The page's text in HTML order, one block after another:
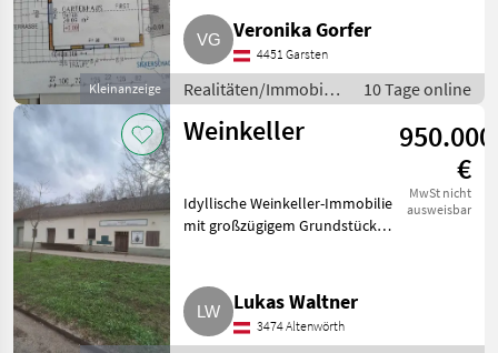
Kleinanzeige
als Gartenhaus zu mieten,
Strom und Wasser vorhanden.
Realitäten/Immobilien Sonstig
Veronika Gorfer
4451 Garsten
Realitäten/Immobilien
/ Sonstige
Immobilien
10 Tage online
Weinkeller
950.000
€
MwSt nicht
ausweisbar
Idyllische Weinkeller-Immobilie
mit großzügigem Grundstück
Weinkeller-Immobilie in ruhiger
und naturnaher Lage: i
Lukas Waltner
3474 Altenwörth